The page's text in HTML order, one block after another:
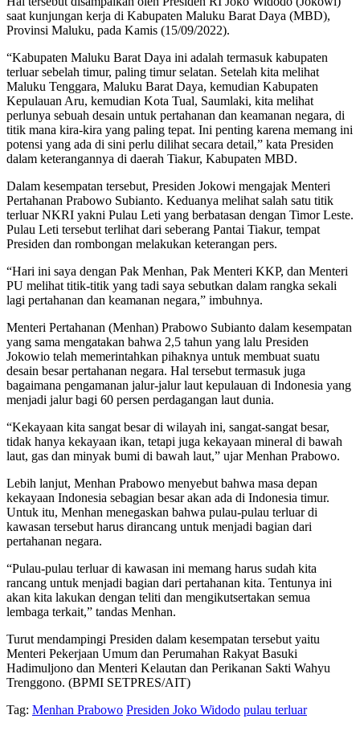
saat kunjungan kerja di Kabupaten Maluku Barat Daya (MBD),
Provinsi Maluku, pada Kamis (15/09/2022).
“Kabupaten Maluku Barat Daya ini adalah termasuk kabupaten
terluar sebelah timur, paling timur selatan. Setelah kita melihat
Maluku Tenggara, Maluku Barat Daya, kemudian Kabupaten
Kepulauan Aru, kemudian Kota Tual, Saumlaki, kita melihat
perlunya sebuah desain untuk pertahanan dan keamanan negara, di
titik mana kira-kira yang paling tepat. Ini penting karena memang ini
potensi yang ada di sini perlu dilihat secara detail,” kata Presiden
dalam keterangannya di daerah Tiakur, Kabupaten MBD.
Dalam kesempatan tersebut, Presiden Jokowi mengajak Menteri
Pertahanan Prabowo Subianto. Keduanya melihat salah satu titik
terluar NKRI yakni Pulau Leti yang berbatasan dengan Timor Leste.
Pulau Leti tersebut terlihat dari seberang Pantai Tiakur, tempat
Presiden dan rombongan melakukan keterangan pers.
“Hari ini saya dengan Pak Menhan, Pak Menteri KKP, dan Menteri
PU melihat titik-titik yang tadi saya sebutkan dalam rangka sekali
lagi pertahanan dan keamanan negara,” imbuhnya.
Menteri Pertahanan (Menhan) Prabowo Subianto dalam kesempatan
yang sama mengatakan bahwa 2,5 tahun yang lalu Presiden
Jokowio telah memerintahkan pihaknya untuk membuat suatu
desain besar pertahanan negara. Hal tersebut termasuk juga
bagaimana pengamanan jalur-jalur laut kepulauan di Indonesia yang
menjadi jalur bagi 60 persen perdagangan laut dunia.
“Kekayaan kita sangat besar di wilayah ini, sangat-sangat besar,
tidak hanya kekayaan ikan, tetapi juga kekayaan mineral di bawah
laut, gas dan minyak bumi di bawah laut,” ujar Menhan Prabowo.
Lebih lanjut, Menhan Prabowo menyebut bahwa masa depan
kekayaan Indonesia sebagian besar akan ada di Indonesia timur.
Untuk itu, Menhan menegaskan bahwa pulau-pulau terluar di
kawasan tersebut harus dirancang untuk menjadi bagian dari
pertahanan negara.
“Pulau-pulau terluar di kawasan ini memang harus sudah kita
rancang untuk menjadi bagian dari pertahanan kita. Tentunya ini
akan kita lakukan dengan teliti dan mengikutsertakan semua
lembaga terkait,” tandas Menhan.
Turut mendampingi Presiden dalam kesempatan tersebut yaitu
Menteri Pekerjaan Umum dan Perumahan Rakyat Basuki
Hadimuljono dan Menteri Kelautan dan Perikanan Sakti Wahyu
Trenggono. (BPMI SETPRES/AIT)
Tag: Menhan Prabowo Presiden Joko Widodo pulau terluar